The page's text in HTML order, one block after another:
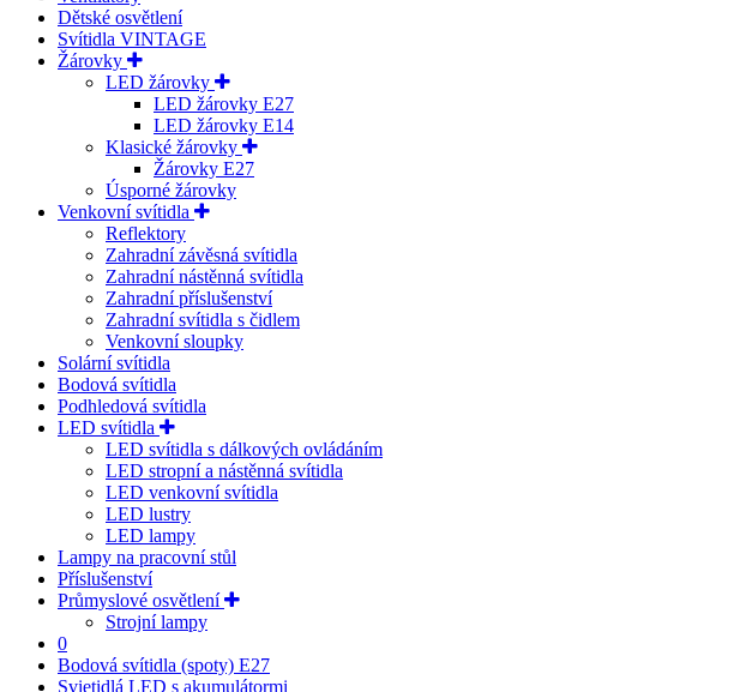
Dětské osvětlení
Svítidla VINTAGE
Žárovky
LED žárovky
LED žárovky E27
LED žárovky E14
Klasické žárovky
Žárovky E27
Úsporné žárovky
Venkovní svítidla
Reflektory
Zahradní závěsná svítidla
Zahradní nástěnná svítidla
Zahradní příslušenství
Zahradní svítidla s čidlem
Venkovní sloupky
Solární svítidla
Bodová svítidla
Podhledová svítidla
LED svítidla
LED svítidla s dálkových ovládáním
LED stropní a nástěnná svítidla
LED venkovní svítidla
LED lustry
LED lampy
Lampy na pracovní stůl
Příslušenství
Průmyslové osvětlení
Strojní lampy
0
Bodová svítidla (spoty) E27
Svietidlá LED s akumulátormi